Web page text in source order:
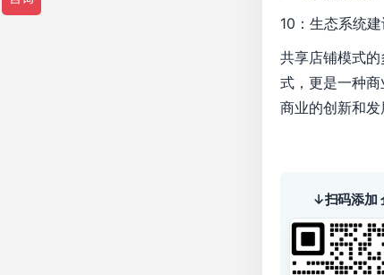
10：生态系统
共享店铺模式
式，更是一种
商业的创新和发
↓扫码添加